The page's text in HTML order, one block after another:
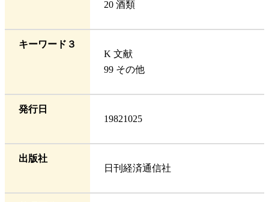
20 酒類
キーワード３
K 文献
99 その他
発行日
19821025
出版社
日刊経済通信社